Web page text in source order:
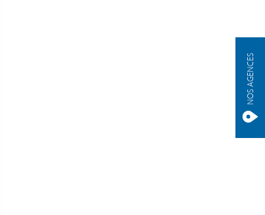
NOS AGENCES